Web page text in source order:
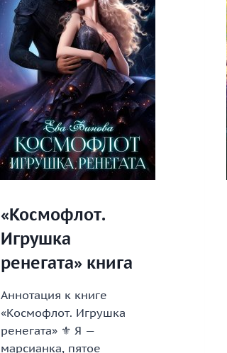
«Космофлот.
Игрушка
ренегата» книга
Аннотация к книге
«Космофлот. Игрушка
ренегата» ⚜️ Я —
марсианка, пятое